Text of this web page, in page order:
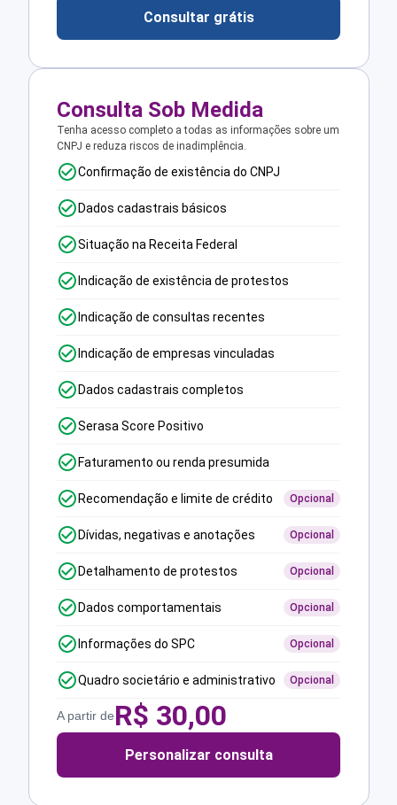
Consultar grátis
Consulta Sob Medida
Tenha acesso completo a todas as informações sobre um
CNPJ e reduza riscos de inadimplência.
Confirmação de existência do CNPJ
Dados cadastrais básicos
Situação na Receita Federal
Indicação de existência de protestos
Indicação de consultas recentes
Indicação de empresas vinculadas
Dados cadastrais completos
Serasa Score Positivo
Faturamento ou renda presumida
Recomendação e limite de crédito Opcional
Dívidas, negativas e anotações Opcional
Detalhamento de protestos Opcional
Dados comportamentais Opcional
Informações do SPC Opcional
Quadro societário e administrativo Opcional
A partir deR$ 30,00
Personalizar consulta